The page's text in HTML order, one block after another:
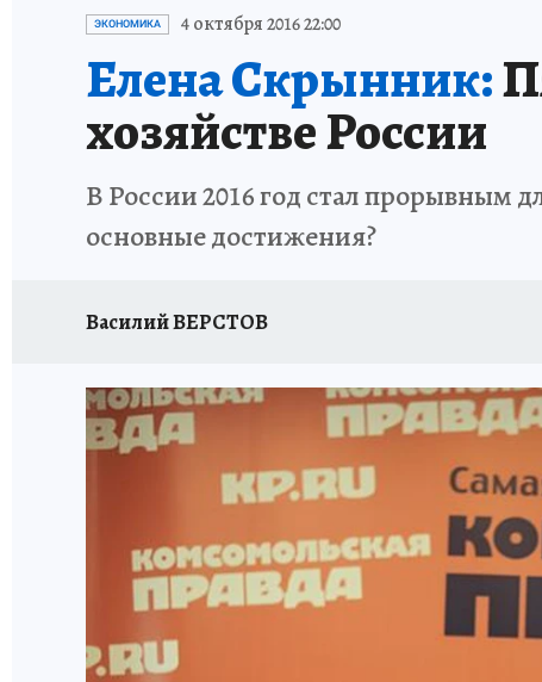
ИСПЫТАНО НА СЕБЕ
ЭКОНОМИКА 4 октября 2016 22:00
Елена Скрынник:
хозяйстве России
В России 2016 год стал прорывным
основные достижения?
Василий ВЕРСТОВ